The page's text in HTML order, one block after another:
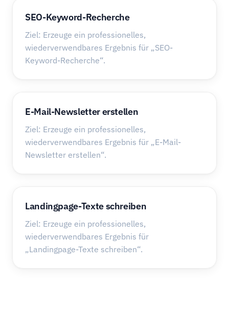
SEO-Keyword-Recherche
Ziel: Erzeuge ein professionelles,
wiederverwendbares Ergebnis für „SEO-
Keyword-Recherche“.
E-Mail-Newsletter erstellen
Ziel: Erzeuge ein professionelles,
wiederverwendbares Ergebnis für „E-Mail-
Newsletter erstellen“.
Landingpage-Texte schreiben
Ziel: Erzeuge ein professionelles,
wiederverwendbares Ergebnis für
„Landingpage-Texte schreiben“.